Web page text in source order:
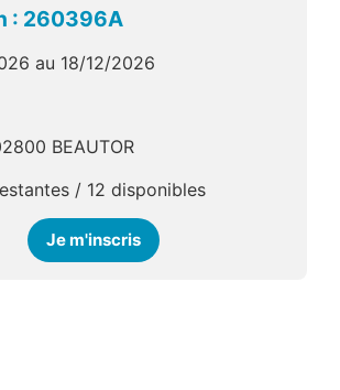
: 260396A
au 18/12/2026
BEAUTOR
/ 12 disponibles
Je m'inscris